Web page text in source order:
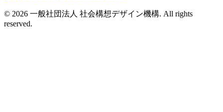
© 2026 一般社団法人 社会構想デザイン機構. All rights
reserved.